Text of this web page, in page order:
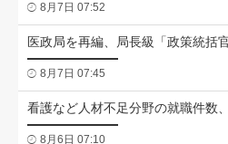
8月7日 07:52
医政局を再編、局長級「政策統
8月7日 07:45
看護など人材不足分野の就職件数
8月6日 07:10